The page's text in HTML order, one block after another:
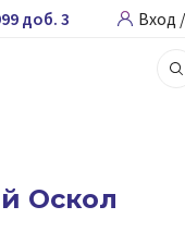
доб. 3 Вход
Оскол